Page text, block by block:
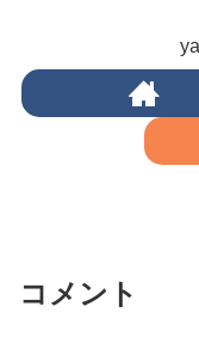
コメント